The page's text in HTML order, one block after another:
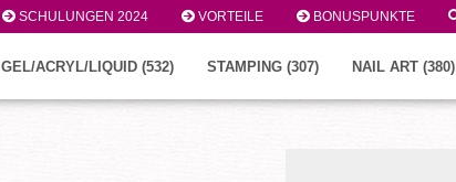
SCHULUNGEN 2024 VORTEILE BONUSPUNKTE
GEL/ACRYL/LIQUID (532) STAMPING (307) NAIL ART (380)